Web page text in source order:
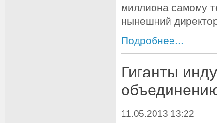
миллиона самому
нынешний
Подробнее...
Гиганты
11.05.2013 13:22